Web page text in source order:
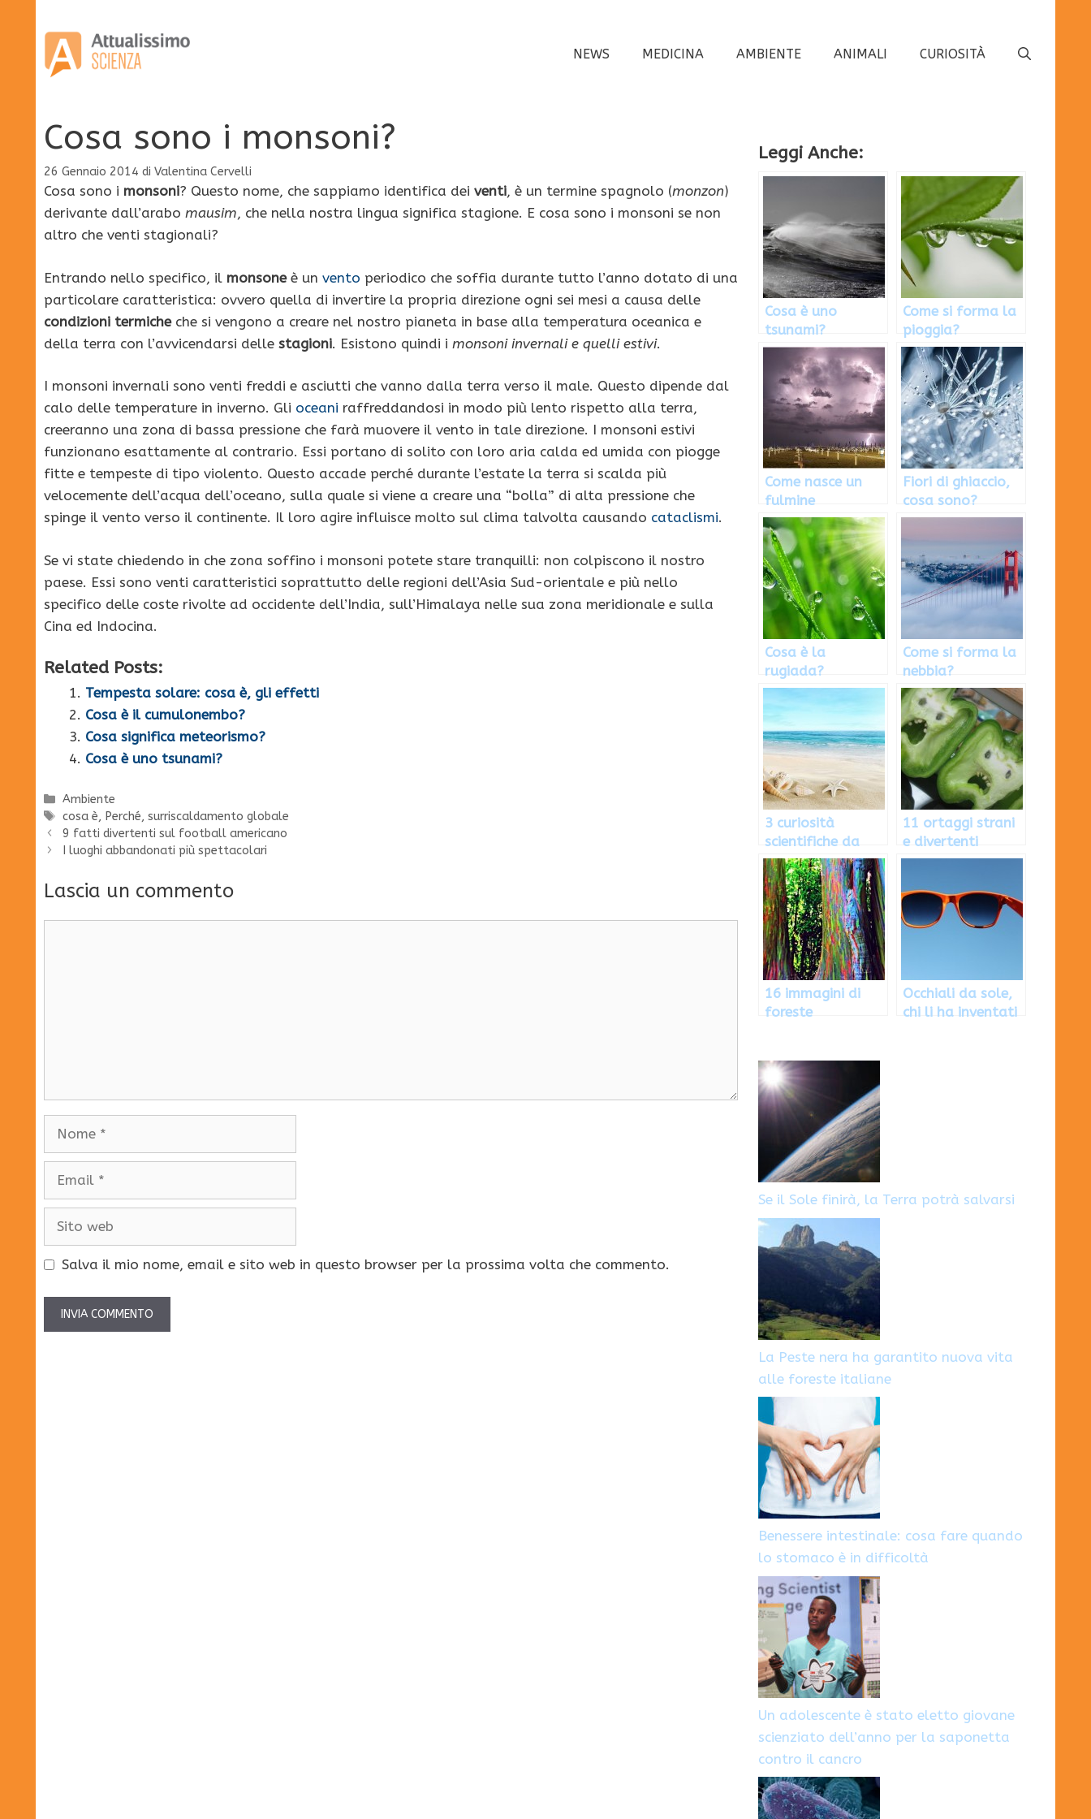
contenuto
NEWS MEDICINA AMBIENTE ANIMALI CURIOSITÀ
Cosa sono i monsoni?
26 Gennaio 2014 di Valentina Cervelli
Cosa sono i monsoni? Questo nome, che sappiamo identifica dei venti, è un termine spagnolo (monzon)
derivante dall’arabo mausim, che nella nostra lingua significa stagione. E cosa sono i monsoni se non
altro che venti stagionali?
Entrando nello specifico, il monsoneè un vento periodico che soffia durante tutto l’anno dotato di una
particolare caratteristica: ovvero quella di invertire la propria direzione ogni sei mesi a causa delle
condizioni termicheche si vengono a creare nel nostro pianeta in base alla temperatura oceanica e
della terra con l’avvicendarsi delle stagioni. Esistono quindi i monsoni invernali e quelli estivi.
I monsoni invernali sono venti freddi e asciutti che vanno dalla terra verso il male. Questo dipende dal
calo delle temperature in inverno. Gli oceani raffreddandosi in modo più lento rispetto alla terra,
creeranno una zona di bassa pressione che farà muovere il vento in tale direzione. I monsoni estivi
funzionano esattamente al contrario. Essi portano di solito con loro aria calda ed umida con piogge
fitte e tempeste di tipo violento. Questo accade perché durante l’estate la terra si scalda più
velocemente dell’acqua dell’oceano, sulla quale si viene a creare una “bolla” di alta pressione che
spinge il vento verso il continente. Il loro agire influisce molto sul clima talvolta causando cataclismi.
Se vi state chiedendo in che zona soffino i monsoni potete stare tranquilli: non colpiscono il nostro
paese. Essi sono venti caratteristici soprattutto delle regioni dell’Asia Sud-orientale e più nello
specifico delle coste rivolte ad occidente dell’India, sull’Himalaya nelle sua zona meridionale e sulla
Cina ed Indocina.
Related Posts:
Tempesta solare: cosa è, gli effetti
Cosa è il cumulonembo?
Cosa significa meteorismo?
Cosa è uno tsunami?
Categorie
Ambiente
Tag
cosa è, Perché,surriscaldamento globale
9 fatti divertenti sul football americano
I luoghi abbandonati più spettacolari
Lascia un commento
Nome
Email
Sito
Salva il mio nome, email e sito web in questo browser per la prossima volta che commento.
Leggi Anche:
Cosa è uno
tsunami?
Come si forma la
pioggia?
Come nasce un
fulmine
Fiori di ghiaccio,
cosa sono?
Cosa è la
rugiada?
Come si forma la
nebbia?
3 curiosità
scientifiche da
spiaggia
11 ortaggi strani
e divertenti
16 immagini di
foreste
Occhiali da sole,
chi li ha inventati
Se il Sole finirà, la Terra potrà salvarsi
La Peste nera ha garantito nuova vita
alle foreste italiane
Benessere intestinale: cosa fare quando
lo stomaco è in difficoltà
Un adolescente è stato eletto giovane
scienziato dell’anno per la saponetta
contro il cancro